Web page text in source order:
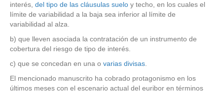
interés, del tipo de las cláusulas suelo y techo, en los cuales el
límite de variabilidad a la baja sea inferior al límite de
variabilidad al alza.
b) que lleven asociada la contratación de un instrumento de
cobertura del riesgo de tipo de interés.
c) que se concedan en una o varias divisas
El mencionado manuscrito ha cobrado protagonismo en los
últimos meses con el escenario actual del euribor en términos